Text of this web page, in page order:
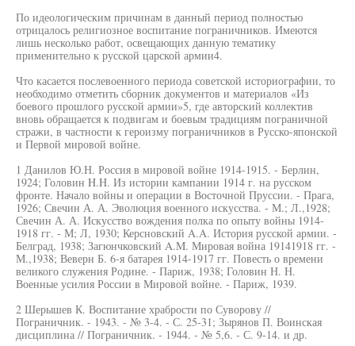
По идеологическим причинам в данный период полностью
отрицалось религиозное воспитание пограничников. Имеются
лишь несколько работ, освещающих данную тематику
применительно к русской царской армии4.
Что касается послевоенного периода советской историографии, то
необходимо отметить сборник документов и материалов «Из
боевого прошлого русской армии»5, где авторский коллектив
вновь обращается к подвигам и боевым традициям пограничной
стражи, в частности к героизму пограничников в Русско-японской
и Первой мировой войне.
1 Данилов Ю.Н. Россия в мировой войне 1914-1915. - Берлин,
1924; Головин H.H. Из истории кампании 1914 г. на русском
фронте. Начало войны и операции в Восточной Пруссии. - Прага,
1926; Свечин А. А. Эволюция военного искусства. - М.; Л.,1928;
Свечин А. А. Искусство вождения полка по опыту войны 1914-
1918 гг. - М; Л, 1930; Керсновский A.A. История русской армии. -
Белград, 1938; Загюнчковский A.M. Мировая война 19141918 гг. -
М.,1938; Веверн Б. 6-я батарея 1914-1917 гг. Повесть о времени
великого служения Родине. - Париж, 1938; Головин Н. Н.
Военные усилия России в Мировой войне. - Париж, 1939.
2 Шерышев К. Воспитание храбрости по Суворову //
Пограничник. - 1943. - № 3-4. - С. 25-31; Зырянов П. Воинская
дисциплина // Пограничник. - 1944. - № 5,6. - С. 9-14. и др.